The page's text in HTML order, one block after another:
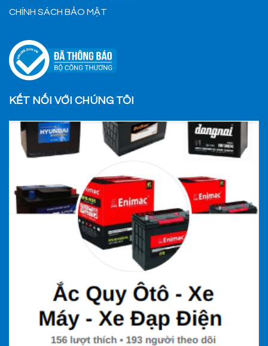
CHÍNH SÁCH BẢO MẬT
KẾT NỐI VỚI CHÚNG TÔI